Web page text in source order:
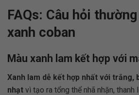
FAQs: Câu hỏi
xanh coban
Màu xanh lam kết hợp với
Xanh lam dễ kết hợp nhất với trắng,
nhạt vì tạo ra tổng thể nhã nhặn, thanh